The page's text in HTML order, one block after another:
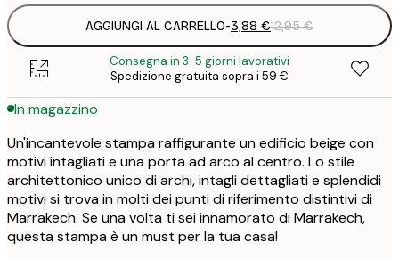
AGGIUNGI AL CARRELLO-3,88 €12,95 €
Consegna in 3-5 giorni lavorativi
Spedizione gratuita sopra i 59 €
In magazzino
Un'incantevole stampa raffigurante un edificio beige con
motivi intagliati e una porta ad arco al centro. Lo stile
architettonico unico di archi, intagli dettagliati e splendidi
motivi si trova in molti dei punti di riferimento distintivi di
Marrakech. Se una volta ti sei innamorato di Marrakech,
questa stampa è un must per la tua casa!